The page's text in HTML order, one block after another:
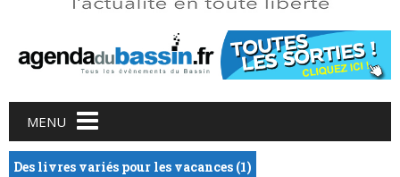
Main menu
content
MENU
Des livres variés pour les vacances (1)